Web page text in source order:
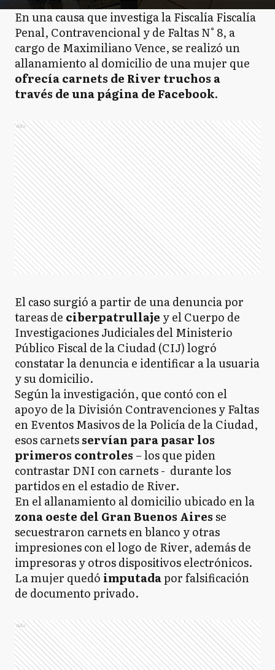
En una causa que investiga la Fiscalía Fiscalía
Penal, Contravencional y de Faltas N° 8, a
cargo de Maximiliano Vence, se realizó un
allanamiento al domicilio de una mujer que
ofrecía carnets de River truchos a
través de una página de Facebook.
Ads
El caso surgió a partir de una denuncia por
tareas de ciberpatrullaje y el Cuerpo de
Investigaciones Judiciales del Ministerio
Público Fiscal de la Ciudad (CIJ) logró
constatar la denuncia e identificar a la usuaria
y su domicilio.
Según la investigación, que contó con el
apoyo de la División Contravenciones y Faltas
en Eventos Masivos de la Policía de la Ciudad,
esos carnetsservían para pasar los
primeros controles – los que piden
contrastar DNI con carnets - durante los
partidos en el estadio de River.
En el allanamiento al domicilio ubicado en la
zona oeste del Gran Buenos Airesse
secuestraron carnets en blanco y otras
impresiones con el logo de River, además de
impresoras y otros dispositivos electrónicos.
La mujer quedó imputadapor falsificación
de documento privado.
Ads